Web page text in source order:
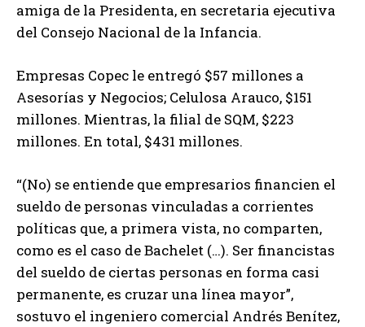
amiga de la Presidenta, en secretaria ejecutiva
del Consejo Nacional de la Infancia.
Empresas Copec le entregó $57 millones a
Asesorías y Negocios; Celulosa Arauco, $151
millones. Mientras, la filial de SQM, $223
millones. En total, $431 millones.
“(No) se entiende que empresarios financien el
sueldo de personas vinculadas a corrientes
políticas que, a primera vista, no comparten,
como es el caso de Bachelet (…). Ser financistas
del sueldo de ciertas personas en forma casi
permanente, es cruzar una línea mayor”,
sostuvo el ingeniero comercial Andrés Benítez,